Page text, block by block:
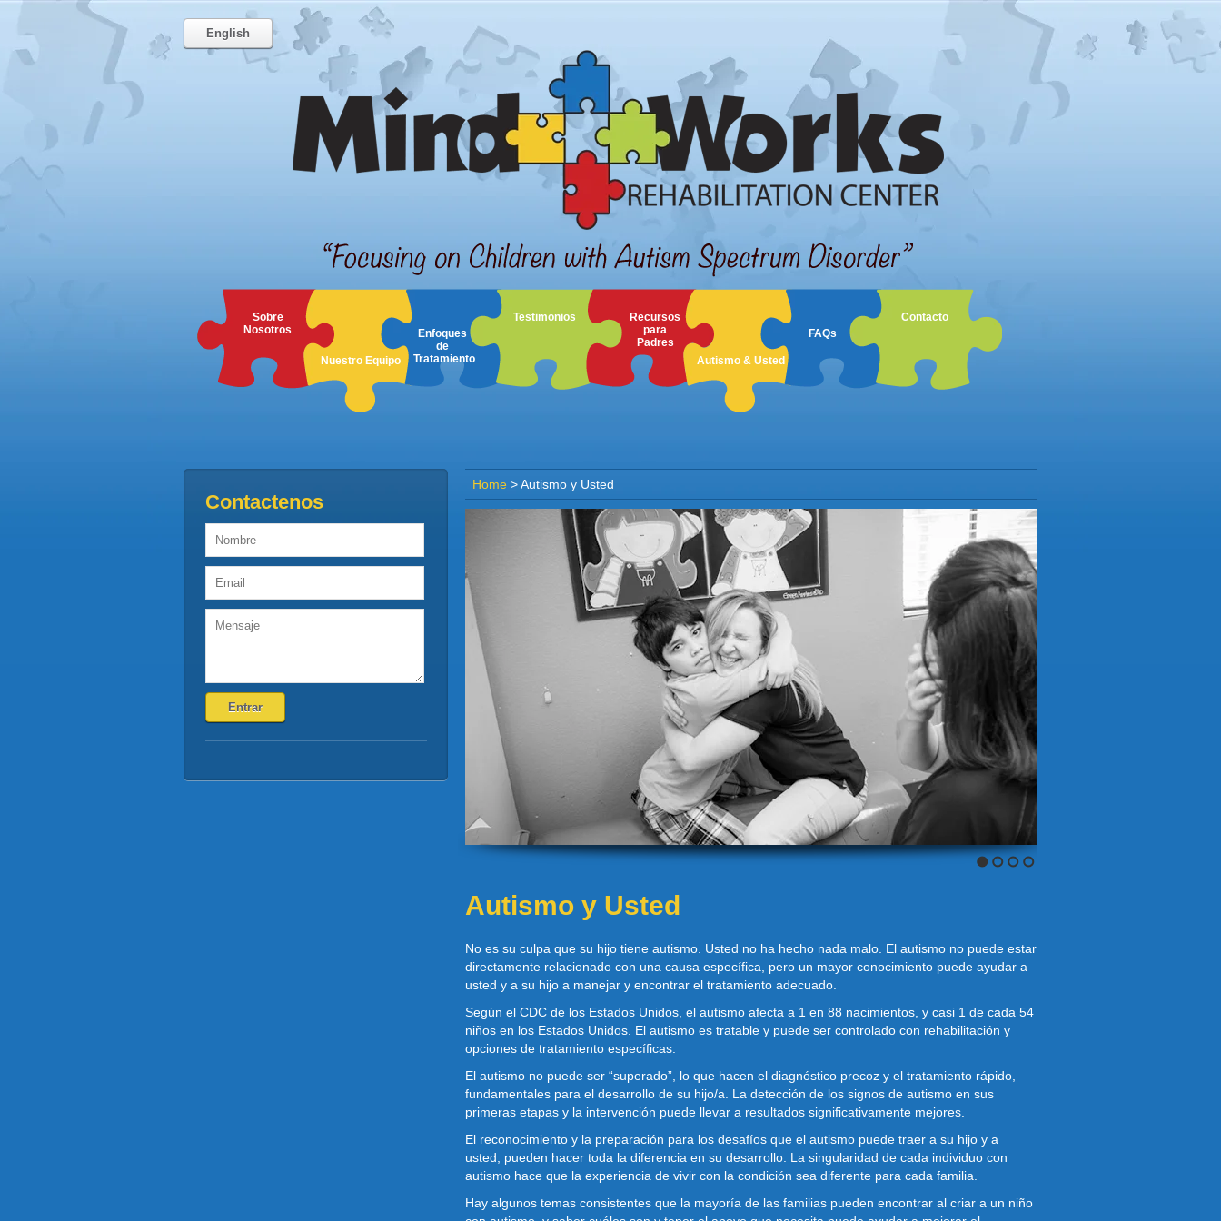
English
Sobre
Nosotros
Nuestro Equipo
Enfoques
de
Tratamiento
Testimonios
Recursos
para
Padres
Autismo & Usted
FAQs
Contacto
Contactenos
Home >Autismo y Usted
Autismo y Usted
No es su culpa que su hijo tiene autismo. Usted no ha hecho nada malo. El autismo no puede estar
directamente relacionado con una causa específica, pero un mayor conocimiento puede ayudar a
usted y a su hijo a manejar y encontrar el tratamiento adecuado.
Según el CDC de los Estados Unidos, el autismo afecta a 1 en 88 nacimientos, y casi 1 de cada 54
niños en los Estados Unidos. El autismo es tratable y puede ser controlado con rehabilitación y
opciones de tratamiento específicas.
El autismo no puede ser “superado”, lo que hacen el diagnóstico precoz y el tratamiento rápido,
fundamentales para el desarrollo de su hijo/a. La detección de los signos de autismo en sus
primeras etapas y la intervención puede llevar a resultados significativamente mejores.
El reconocimiento y la preparación para los desafíos que el autismo puede traer a su hijo y a
usted, pueden hacer toda la diferencia en su desarrollo. La singularidad de cada individuo con
autismo hace que la experiencia de vivir con la condición sea diferente para cada familia.
Hay algunos temas consistentes que la mayoría de las familias pueden encontrar al criar a un niño